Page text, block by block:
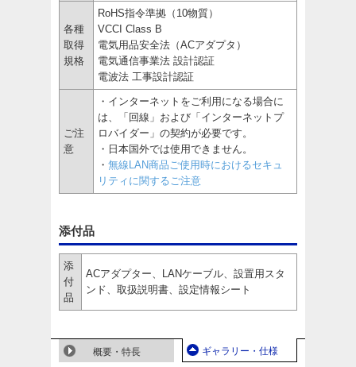
各種
取得
規格
RoHS指令準拠（10物質）
VCCI Class B
電気用品安全法（ACアダプタ）
電気通信事業法 設計認証
電波法 工事設計認証
ご注
意
・インターネットをご利用になる場合に
は、「回線」および「インターネットプ
ロバイダー」の契約が必要です。
・日本国外では使用できません。
・ 無線LAN商品ご使用時におけるセキュ
リティに関するご注意
添付品
添
付
品
ACアダプター、LANケーブル、設置用スタ
ンド、取扱説明書、設定情報シート
概要・特長 ギャラリー・仕様